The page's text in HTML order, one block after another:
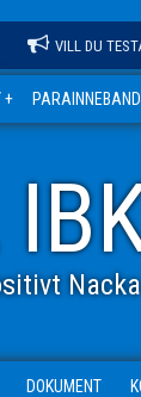
VILL DU
+
Nacka
DOKUMENT